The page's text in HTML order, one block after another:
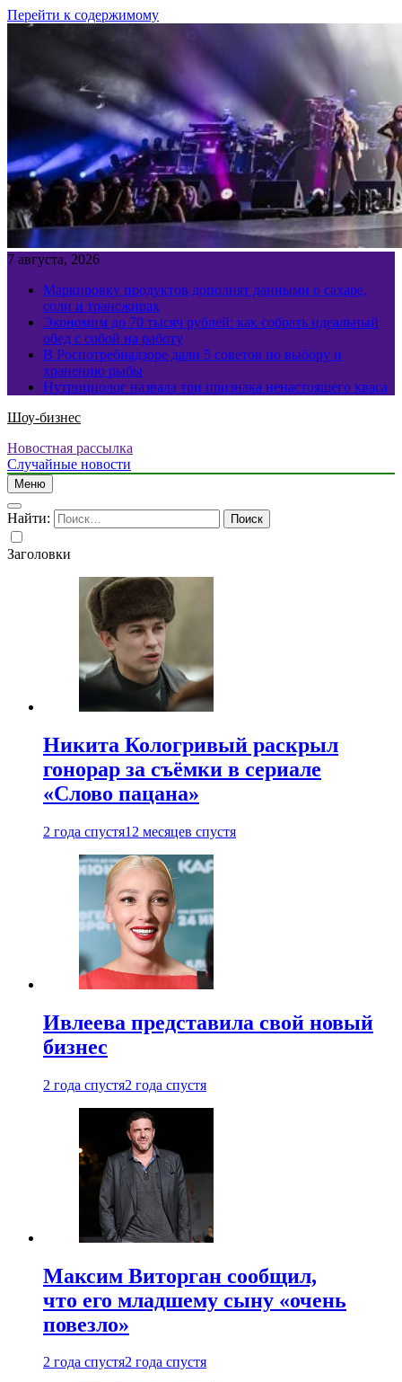
Перейти к содержимому
7 августа, 2026
Маркировку продуктов дополнят данными о сахаре,
соли и трансжирах
Экономим до 70 тысяч рублей: как собрать идеальный
обед с собой на работу
В Роспотребнадзоре дали 5 советов по выбору и
хранению рыбы
Нутрициолог назвала три признака ненастоящего кваса
Шоу-бизнес
Новостная рассылка
Случайные новости
Меню
Найти:
Заголовки
Никита Кологривый раскрыл
гонорар за съёмки в сериале
«Слово пацана»
2 года спустя12 месяцев спустя
Ивлеева представила свой новый
бизнес
2 года спустя2 года спустя
Максим Виторган сообщил,
что его младшему сыну «очень
повезло»
2 года спустя2 года спустя